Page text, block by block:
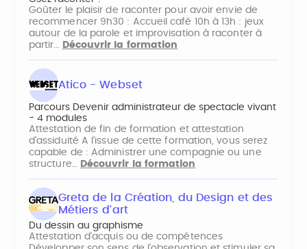
Goûter le plaisir de raconter pour avoir envie de
recommencer 9h30 : Accueil café 10h à 13h : jeux
autour de la parole et improvisation à raconter à
partir… Découvrir la formation
Atico - Webset
Parcours Devenir administrateur de spectacle vivant
- 4 modules
Attestation de fin de formation et attestation
d'assiduité A l’issue de cette formation, vous serez
capable de : Administrer une compagnie ou une
structure…
Découvrir la formation
Greta de la Création, du Design et des
Métiers d'art
Du dessin au graphisme
Attestation d'acquis ou de compétences